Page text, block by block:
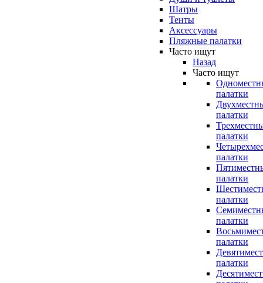
Шатры
Тенты
Аксессуары
Пляжные палатки
Часто ищут
Назад
Часто ищут
палатки
палатки
палатки
палатки
палатки
палатки
палатки
палатки
палатки